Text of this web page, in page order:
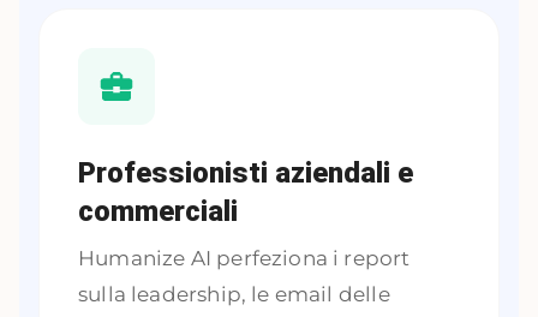
Professionisti aziendali e
commerciali
Humanize AI perfeziona i report
sulla leadership, le email delle